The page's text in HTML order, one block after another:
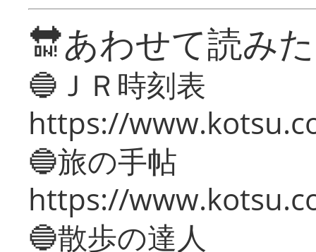
🔛あわせて読み
🔵ＪＲ時刻表
https://
🔵旅の手帖
https://
🔵散歩の達人